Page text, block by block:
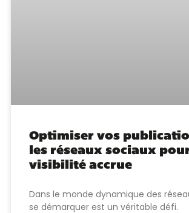
Optimiser vos
les réseaux sociaux
visibilité accrue
Dans le monde dynamique des
se démarquer est un véritable défi.